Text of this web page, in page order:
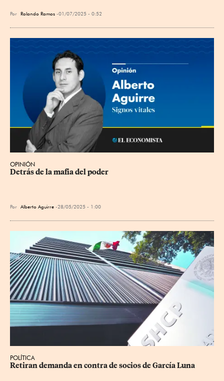
Por Rolando Ramos 01/07/2025 - 0:52
OPINIÓN
Detrás de la mafia del poder
Por Alberto Aguirre 28/05/2025 - 1:00
POLÍTICA
Retiran demanda en contra de socios de García Luna